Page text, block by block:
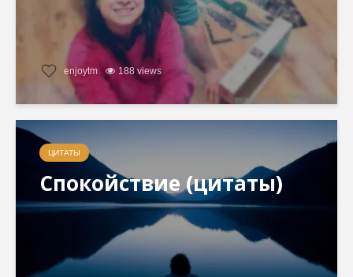
enjoytm 188 views
ЦИТАТЫ
Спокойствие (цитаты)